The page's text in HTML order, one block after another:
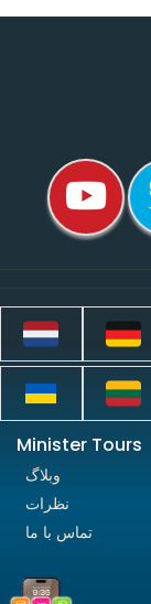
Minister Tours
وبلاگ
نظرات
تماس با ما